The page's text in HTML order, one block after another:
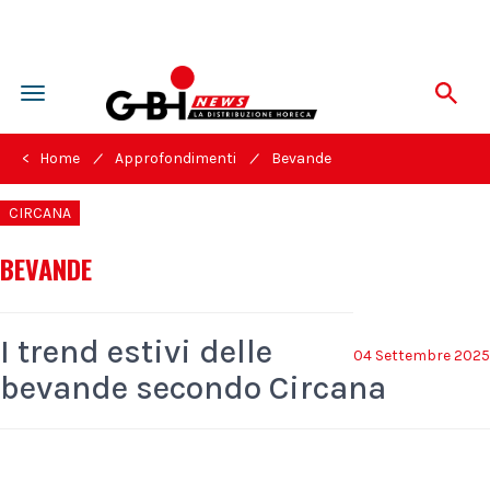
Toggle
navigation
< Home / Approfondimenti / Bevande
CIRCANA
BEVANDE
04 Settembre 2025
I trend estivi delle
bevande secondo Circana